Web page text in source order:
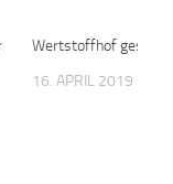
Wertstoffhof
16. APRIL 2019